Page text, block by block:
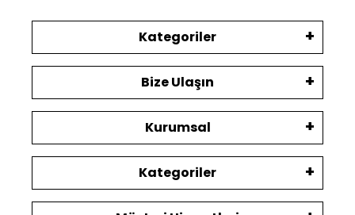
Kategoriler
Bize Ulaşın
Kurumsal
Kategoriler